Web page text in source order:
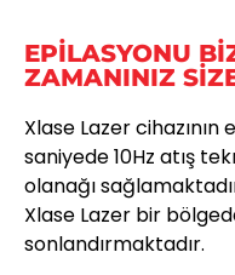
EPİLASYONU
ZAMANINIZ
Xlase Lazer
saniyede 10Hz atış
olanağı
Xlase Lazer bir
sonlandırmaktadır.